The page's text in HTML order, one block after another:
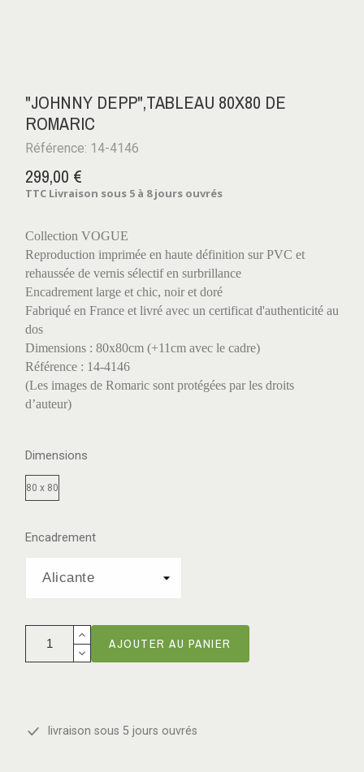
"JOHNNY DEPP",TABLEAU 80X80 DE
ROMARIC
Référence: 14-4146
299,00 €
TTC Livraison sous 5 à 8 jours ouvrés
Collection VOGUE
Reproduction imprimée en haute définition sur PVC et
rehaussée de vernis sélectif en surbrillance
Encadrement large et chic, noir et doré
Fabriqué en France et livré avec un certificat d'authenticité au
dos
Dimensions : 80x80cm (+11cm avec le cadre)
Référence : 14-4146
(Les images de Romaric sont protégées par les droits
d’auteur)
Dimensions
80 x 80
Encadrement
AJOUTER AU PANIER
livraison sous 5 jours ouvrés